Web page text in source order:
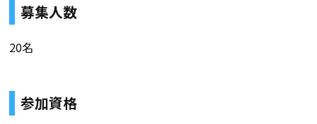
募集人数
20名
参加資格